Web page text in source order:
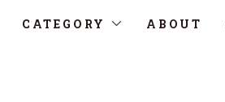
CATEGORY ABOUT